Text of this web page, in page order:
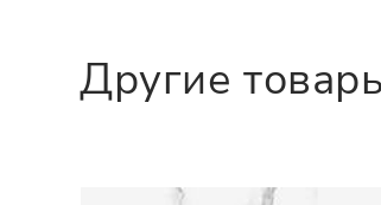
Другие